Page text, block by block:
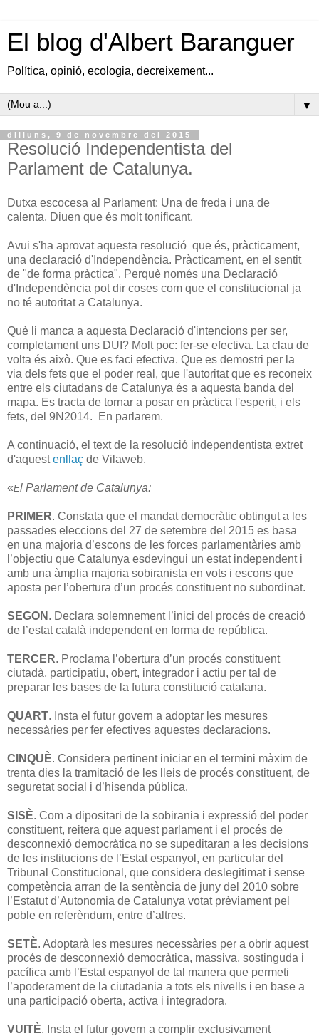
El blog d'Albert Baranguer
Política, opinió, ecologia, decreixement...
▼
dilluns, 9 de novembre del 2015
Resolució Independentista del
Parlament de Catalunya.
Dutxa escocesa al Parlament: Una de freda i una de
calenta. Diuen que és molt tonificant.
Avui s'ha aprovat aquesta resolució que és, pràcticament,
una declaració d'Independència. Pràcticament, en el sentit
de "de forma pràctica". Perquè només una Declaració
d'Independència pot dir coses com que el constitucional ja
no té autoritat a Catalunya.
Què li manca a aquesta Declaració d'intencions per ser,
completament uns DUI? Molt poc: fer-se efectiva. La clau de
volta és això. Que es faci efectiva. Que es demostri per la
via dels fets que el poder real, que l'autoritat que es reconeix
entre els ciutadans de Catalunya és a aquesta banda del
mapa. Es tracta de tornar a posar en pràctica l'esperit, i els
fets, del 9N2014. En parlarem.
A continuació, el text de la resolució independentista extret
d'aquestenllaç de Vilaweb.
«El Parlament de Catalunya:
PRIMER. Constata que el mandat democràtic obtingut a les
passades eleccions del 27 de setembre del 2015 es basa
en una majoria d’escons de les forces parlamentàries amb
l’objectiu que Catalunya esdevingui un estat independent i
amb una àmplia majoria sobiranista en vots i escons que
aposta per l’obertura d’un procés constituent no subordinat.
SEGON . Declara solemnement l’inici del procés de creació
de l’estat català independent en forma de república.
TERCER. Proclama l’obertura d’un procés constituent
ciutadà, participatiu, obert, integrador i actiu per tal de
preparar les bases de la futura constitució catalana.
QUART. Insta el futur govern a adoptar les mesures
necessàries per fer efectives aquestes declaracions.
CINQUÈ. Considera pertinent iniciar en el termini màxim de
trenta dies la tramitació de les lleis de procés constituent, de
seguretat social i d’hisenda pública.
SISÈ. Com a dipositari de la sobirania i expressió del poder
constituent, reitera que aquest parlament i el procés de
desconnexió democràtica no se supeditaran a les decisions
de les institucions de l’Estat espanyol, en particular del
Tribunal Constitucional, que considera deslegitimat i sense
competència arran de la sentència de juny del 2010 sobre
l’Estatut d’Autonomia de Catalunya votat prèviament pel
poble en referèndum, entre d’altres.
SETÈ. Adoptarà les mesures necessàries per a obrir aquest
procés de desconnexió democràtica, massiva, sostinguda i
pacífica amb l’Estat espanyol de tal manera que permeti
l’apoderament de la ciutadania a tots els nivells i en base a
una participació oberta, activa i integradora.
VUITÈ. Insta el futur govern a complir exclusivament